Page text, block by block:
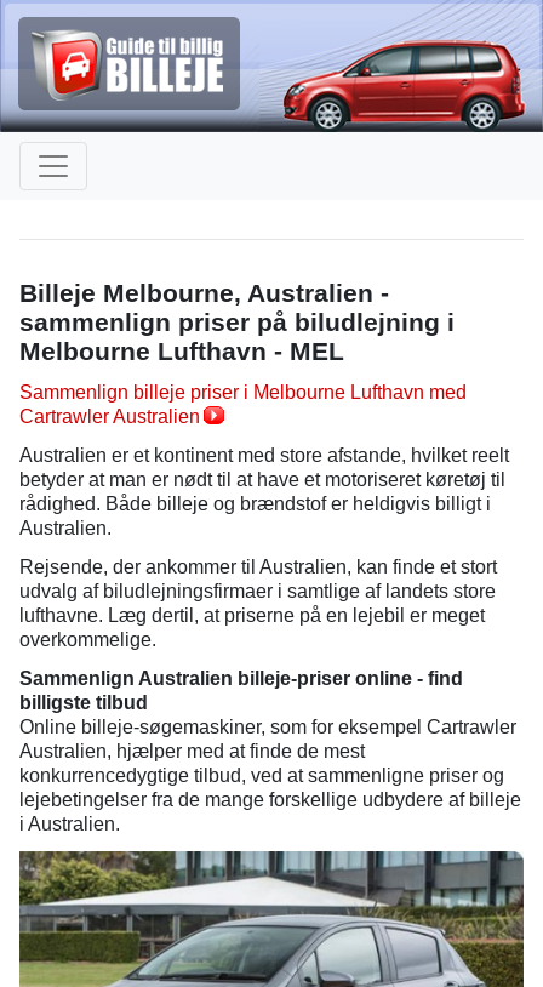
Billeje Melbourne, Australien -
sammenlign priser på biludlejning i
Melbourne Lufthavn - MEL
Sammenlign billeje priser i Melbourne Lufthavn med
Cartrawler Australien
Australien er et kontinent med store afstande, hvilket reelt
betyder at man er nødt til at have et motoriseret køretøj til
rådighed. Både billeje og brændstof er heldigvis billigt i
Australien.
Rejsende, der ankommer til Australien, kan finde et stort
udvalg af biludlejningsfirmaer i samtlige af landets store
lufthavne. Læg dertil, at priserne på en lejebil er meget
overkommelige.
Sammenlign Australien billeje-priser online - find
billigste tilbud
Online billeje-søgemaskiner, som for eksempel Cartrawler
Australien, hjælper med at finde de mest
konkurrencedygtige tilbud, ved at sammenligne priser og
lejebetingelser fra de mange forskellige udbydere af billeje
i Australien.